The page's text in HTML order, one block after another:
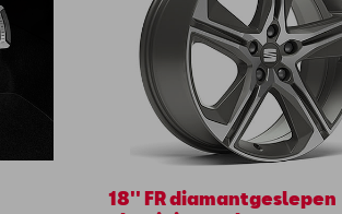
LEON
LEON NF
18'' FR diamantgeslepen